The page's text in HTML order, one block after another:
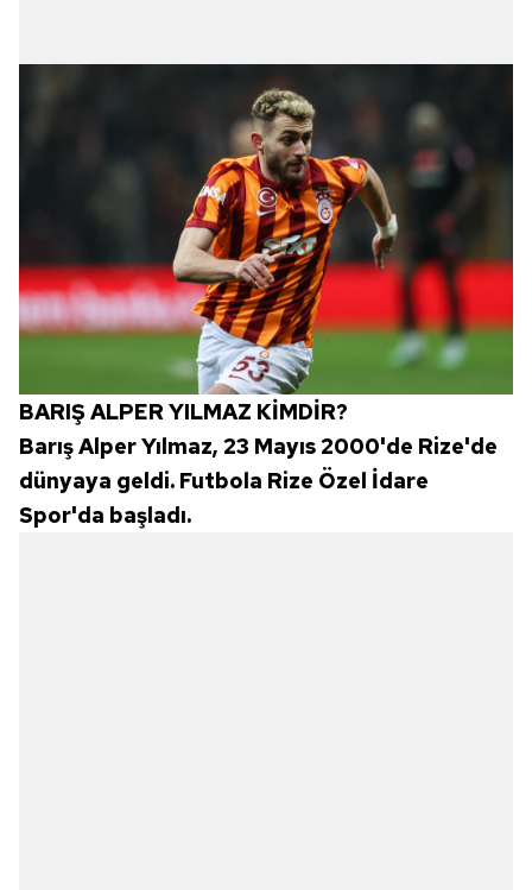
BARIŞ ALPER YILMAZ KİMDİR?
Barış Alper Yılmaz, 23 Mayıs 2000'de Rize'de
dünyaya geldi. Futbola Rize Özel İdare
Spor'da başladı.